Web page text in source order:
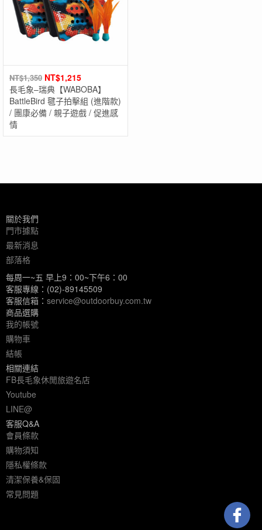
NT$1,350 NT$1,215
長毛象–瑞典【WABOBA】
BattleBird 毽子拍擊組 (進階款)
/ 團康必備 / 親子遊戲 / 促進感
情
關於我們
門市據點
最新消息
部落格
每周一~五 早上9：00~下午6：00
客服專線：(02)-89145509
客服信箱： service@outdoorbuy.com.tw
商品選購
我的帳號
購物車
結帳
相關連結
FB長毛象休閒旅遊名店
Youtube
LINE@
客服Q&A
會員條款
購物須知
隱私權條款
清潔保養&保固
常見問題